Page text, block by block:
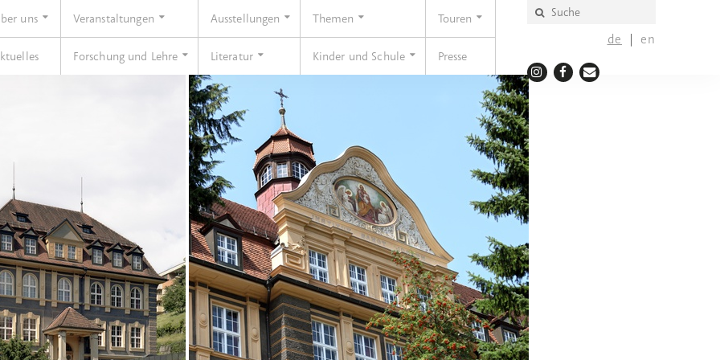
de en
uns Veranstaltungen Ausstellungen Themen Touren
Forschung und Lehre Literatur Kinder und Schule Presse